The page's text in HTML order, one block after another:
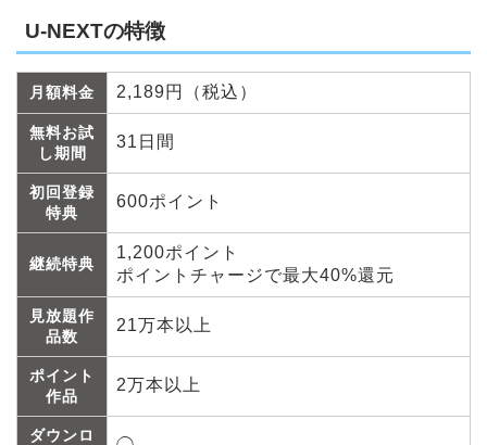
U-NEXTの特徴
月額料金 2,189円（税込）
無料お試
し期間
31日間
初回登録
特典
600ポイント
継続特典
1,200ポイント
ポイントチャージで最大40%還元
見放題作
品数
21万本以上
ポイント
作品
2万本以上
ダウンロ